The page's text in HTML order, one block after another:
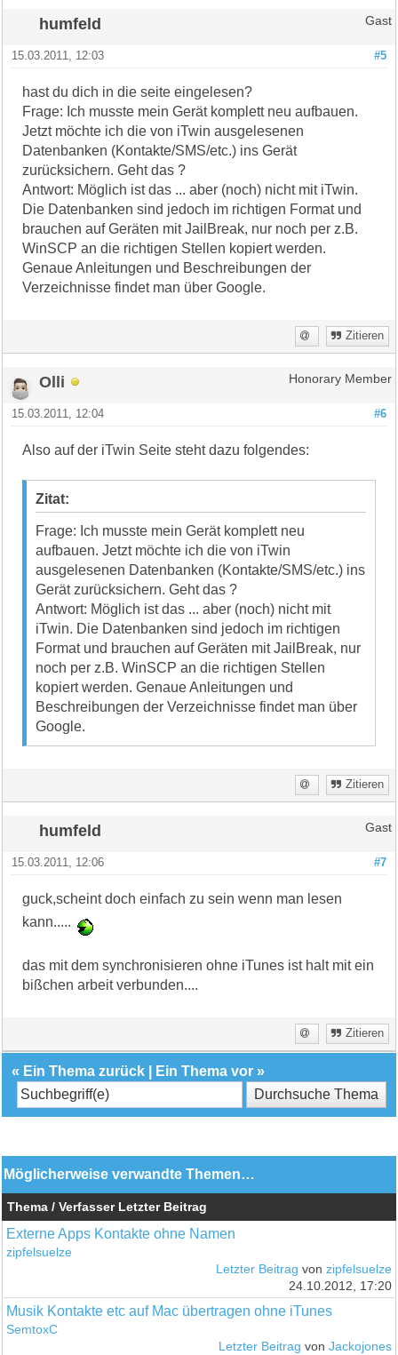
humfeld Gast
#5
15.03.2011, 12:03
hast du dich in die seite eingelesen?
Frage: Ich musste mein Gerät komplett neu aufbauen.
Jetzt möchte ich die von iTwin ausgelesenen
Datenbanken (Kontakte/SMS/etc.) ins Gerät
zurücksichern. Geht das ?
Antwort: Möglich ist das ... aber (noch) nicht mit iTwin.
Die Datenbanken sind jedoch im richtigen Format und
brauchen auf Geräten mit JailBreak, nur noch per z.B.
WinSCP an die richtigen Stellen kopiert werden.
Genaue Anleitungen und Beschreibungen der
Verzeichnisse findet man über Google.
Zitieren
Olli Honorary Member
#6
15.03.2011, 12:04
Also auf der iTwin Seite steht dazu folgendes:
Zitat:
Frage: Ich musste mein Gerät komplett neu
aufbauen. Jetzt möchte ich die von iTwin
ausgelesenen Datenbanken (Kontakte/SMS/etc.) ins
Gerät zurücksichern. Geht das ?
Antwort: Möglich ist das ... aber (noch) nicht mit
iTwin. Die Datenbanken sind jedoch im richtigen
Format und brauchen auf Geräten mit JailBreak, nur
noch per z.B. WinSCP an die richtigen Stellen
kopiert werden. Genaue Anleitungen und
Beschreibungen der Verzeichnisse findet man über
Google.
Zitieren
humfeld Gast
#7
15.03.2011, 12:06
guck,scheint doch einfach zu sein wenn man lesen
kann.....
das mit dem synchronisieren ohne iTunes ist halt mit ein
bißchen arbeit verbunden....
Zitieren
« Ein Thema zurück Ein Thema vor »
Möglicherweise verwandte Themen…
Thema / Verfasser Letzter Beitrag
Externe Apps Kontakte ohne Namen
zipfelsuelze
Letzter Beitrag von zipfelsuelze
24.10.2012, 17:20
Musik Kontakte etc auf Mac übertragen ohne iTunes
SemtoxC
Letzter Beitrag von Jackojones